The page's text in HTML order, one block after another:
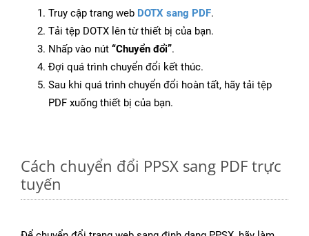
Truy cập trang web DOTX sang PDF.
Tải tệp DOTX lên từ thiết bị của bạn.
Nhấp vào nút “Chuyển đổi”.
Đợi quá trình chuyển đổi kết thúc.
Sau khi quá trình chuyển đổi hoàn tất, hãy tải tệp
PDF xuống thiết bị của bạn.
Cách chuyển đổi PPSX sang PDF trực
tuyến